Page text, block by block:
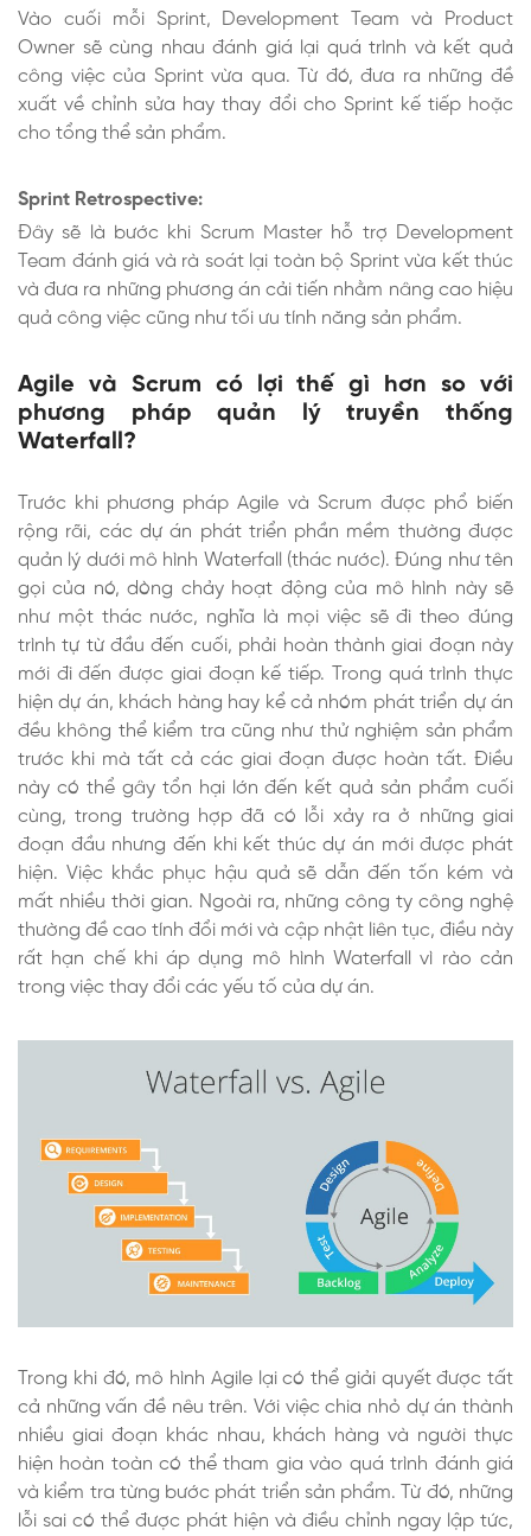
Vào cuối mỗi Sprint, Development Team và Product
Owner sẽ cùng nhau đánh giá lại quá trình và kết quả
công việc của Sprint vừa qua. Từ đó, đưa ra những đề
xuất về chỉnh sửa hay thay đổi cho Sprint kế tiếp hoặc
cho tổng thể sản phẩm.
Sprint Retrospective:
Đây sẽ là bước khi Scrum Master hỗ trợ Development
Team đánh giá và rà soát lại toàn bộ Sprint vừa kết thúc
và đưa ra những phương án cải tiến nhằm nâng cao hiệu
quả công việc cũng như tối ưu tính năng sản phẩm.
Agile và Scrum có lợi thế gì hơn so với
phương pháp quản lý truyền thống
Waterfall?
Trước khi phương pháp Agile và Scrum được phổ biến
rộng rãi, các dự án phát triển phần mềm thường được
quản lý dưới mô hình Waterfall (thác nước). Đúng như tên
gọi của nó, dòng chảy hoạt động của mô hình này sẽ
như một thác nước, nghĩa là mọi việc sẽ đi theo đúng
trình tự từ đầu đến cuối, phải hoàn thành giai đoạn này
mới đi đến được giai đoạn kế tiếp. Trong quá trình thực
hiện dự án, khách hàng hay kể cả nhóm phát triển dự án
đều không thể kiểm tra cũng như thử nghiệm sản phẩm
trước khi mà tất cả các giai đoạn được hoàn tất. Điều
này có thể gây tổn hại lớn đến kết quả sản phẩm cuối
cùng, trong trường hợp đã có lỗi xảy ra ở những giai
đoạn đầu nhưng đến khi kết thúc dự án mới được phát
hiện. Việc khắc phục hậu quả sẽ dẫn đến tốn kém và
mất nhiều thời gian. Ngoài ra, những công ty công nghệ
thường đề cao tính đổi mới và cập nhật liên tục, điều này
rất hạn chế khi áp dụng mô hình Waterfall vì rào cản
trong việc thay đổi các yếu tố của dự án.
Trong khi đó, mô hình Agile lại có thể giải quyết được tất
cả những vấn đề nêu trên. Với việc chia nhỏ dự án thành
nhiều giai đoạn khác nhau, khách hàng và người thực
hiện hoàn toàn có thể tham gia vào quá trình đánh giá
và kiểm tra từng bước phát triển sản phẩm. Từ đó, những
lỗi sai có thể được phát hiện và điều chỉnh ngay lập tức,